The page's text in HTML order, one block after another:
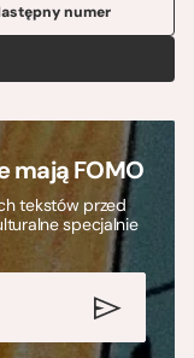
numer
mają FOMO
tekstów przed
specjalnie